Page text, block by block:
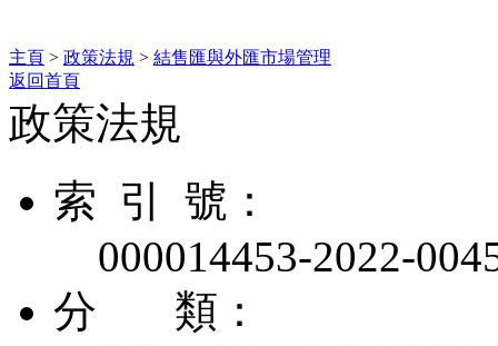
主頁 > 政策法規 > 結售匯與外匯市場管理
返回首頁
政策法規
索 引 號：
000014453-2022-
分 類：